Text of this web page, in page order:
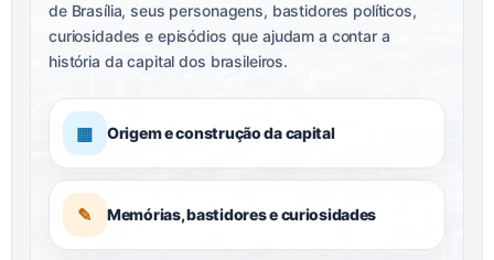
de Brasília, seus personagens, bastidores políticos,
curiosidades e episódios que ajudam a contar a
história da capital dos brasileiros.
▦ Origem e construção da capital
✎ Memórias, bastidores e curiosidades